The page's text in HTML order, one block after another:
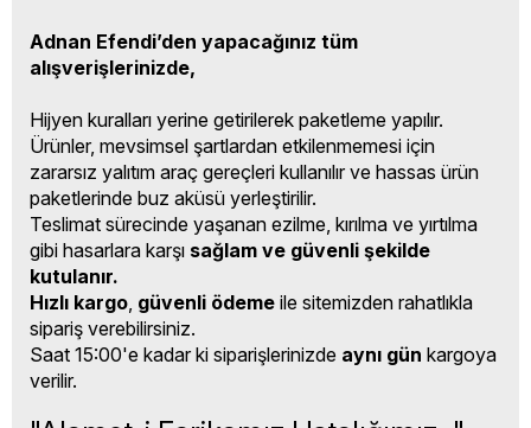
Adnan Efendi’den yapacağınız tüm
alışverişlerinizde,
Hijyen kuralları yerine getirilerek paketleme yapılır.
Ürünler, mevsimsel şartlardan etkilenmemesi için
zararsız yalıtım araç gereçleri kullanılır ve hassas ürün
paketlerinde buz aküsü yerleştirilir.
Teslimat sürecinde yaşanan ezilme, kırılma ve yırtılma
gibi hasarlara karşı sağlam ve güvenli şekilde
kutulanır.
Hızlı kargo, güvenli ödeme ile sitemizden rahatlıkla
sipariş verebilirsiniz.
Saat 15:00'e kadar ki siparişlerinizde aynı gün kargoya
verilir.